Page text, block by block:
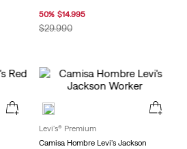
50% $14.995
$29.990
Levi's® Premium
Camisa Hombre Levi's Jackson